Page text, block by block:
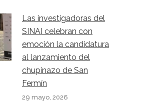
Las investigadoras del
SINAI celebran con
emoción la candidatura
al lanzamiento del
chupinazo de San
Fermín
29 mayo, 2026